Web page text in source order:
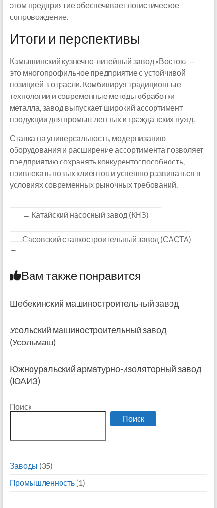
этом предприятие обеспечивает логистическое
сопровождение.
Итоги и перспективы
Камышинский кузнечно-литейный завод «Восток» —
это многопрофильное предприятие с устойчивой
позицией в отрасли. Комбинируя традиционные
технологии и современные методы обработки
металла, завод выпускает широкий ассортимент
продукции для промышленных и гражданских нужд.
Ставка на универсальность, модернизацию
оборудования и расширение ассортимента позволяет
предприятию сохранять конкурентоспособность,
привлекать новых клиентов и успешно развиваться в
условиях современных рыночных требований.
← Катайский насосный завод (КНЗ)
Сасовский станкостроительный завод (САСТА)
→
Вам также понравится
Шебекинский машиностроительный завод
Усольский машиностроительный завод
(Усольмаш)
Южноуральский арматурно-изоляторный завод
(ЮАИЗ)
Поиск
Поиск
Заводы (35)
Промышленность(1)